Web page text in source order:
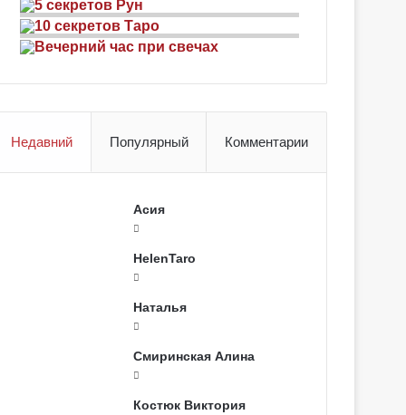
Недавний Популярный Комментарии
Асия
HelenTaro
Наталья
Смиринская Алина
Костюк Виктория